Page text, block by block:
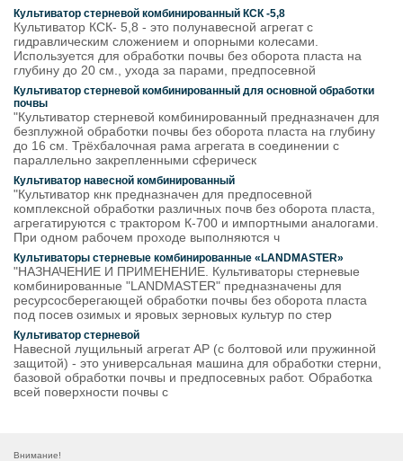
Культиватор стерневой комбинированный КСК -5,8
Культиватор КСК- 5,8 - это полунавесной агрегат с
гидравлическим сложением и опорными колесами.
Используется для обработки почвы без оборота пласта на
глубину до 20 см., ухода за парами, предпосевной
Культиватор стерневой комбинированный для основной обработки
почвы
"Культиватор стерневой комбинированный предназначен для
безплужной обработки почвы без оборота пласта на глубину
до 16 см. Трёхбалочная рама агрегата в соединении с
параллельно закрепленными сферическ
Культиватор навесной комбинированный
"Культиватор кнк предназначен для предпосевной
комплексной обработки различных почв без оборота пласта,
агрегатируются с трактором К-700 и импортными аналогами.
При одном рабочем проходе выполняются ч
Культиваторы стерневые комбинированные «LANDMASTER»
"НАЗНАЧЕНИЕ И ПРИМЕНЕНИЕ. Культиваторы стерневые
комбинированные "LANDMASTER" предназначены для
ресурсосберегающей обработки почвы без оборота пласта
под посев озимых и яровых зерновых культур по стер
Культиватор стерневой
Навесной лущильный агрегат AP (с болтовой или пружинной
защитой) - это универсальная машина для обработки стерни,
базовой обработки почвы и предпосевных работ. Обработка
всей поверхности почвы с
Внимание!